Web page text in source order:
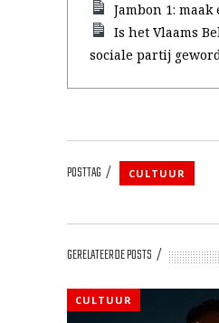
Jambon 1:
Is het Vlaams
sociale partij
POSTTAG CULTUUR
GERELATEERDE POSTS
CULTUUR